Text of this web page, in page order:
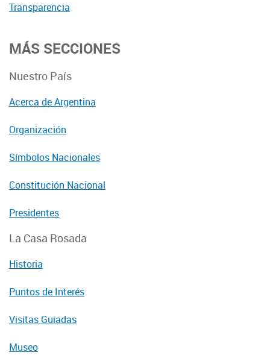
Transparencia
MÁS SECCIONES
Nuestro País
Acerca de Argentina
Organización
Símbolos Nacionales
Constitución Nacional
Presidentes
La Casa Rosada
Historia
Puntos de Interés
Visitas Guiadas
Museo